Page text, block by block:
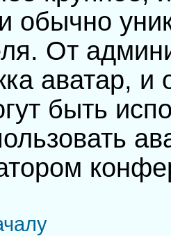
обычно
От
аватар, и
быть